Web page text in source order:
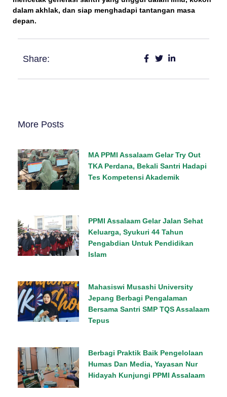
dalam akhlak, dan siap menghadapi tantangan masa
depan.
Share:
More Posts
MA PPMI Assalaam Gelar Try Out
TKA Perdana, Bekali Santri Hadapi
Tes Kompetensi Akademik
PPMI Assalaam Gelar Jalan Sehat
Keluarga, Syukuri 44 Tahun
Pengabdian Untuk Pendidikan
Islam
Mahasiswi Musashi University
Jepang Berbagi Pengalaman
Bersama Santri SMP TQS Assalaam
Tepus
Berbagi Praktik Baik Pengelolaan
Humas Dan Media, Yayasan Nur
Hidayah Kunjungi PPMI Assalaam